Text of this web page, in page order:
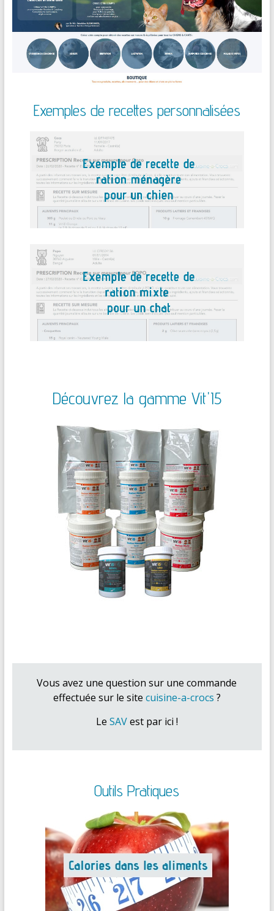
Exemples de recettes personnalisées
Découvrez la gamme Vit'I5
Vous avez une question sur une commande
effectuée sur le site cuisine-a-crocs ?
Le SAVest par ici !
Outils Pratiques